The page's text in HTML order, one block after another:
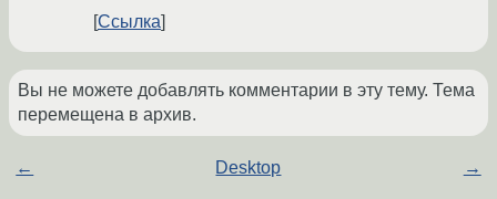
Ссылка
Вы не можете добавлять комментарии в эту тему. Тема
перемещена в архив.
← Desktop →